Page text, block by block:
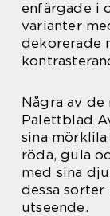
enfärgade i
varianter
dekorerade
Några av
Palettblad
sina mörklila
röda, gula
med sina
dessa sorter
utseende.